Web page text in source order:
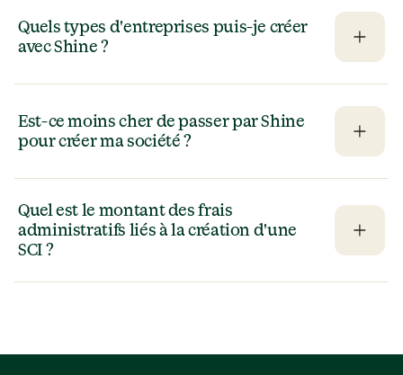
Quels types d'entreprises puis-je créer
avec Shine ?
Est-ce moins cher de passer par Shine
pour créer ma société ?
Quel est le montant des frais
administratifs liés à la création d'une
SCI ?